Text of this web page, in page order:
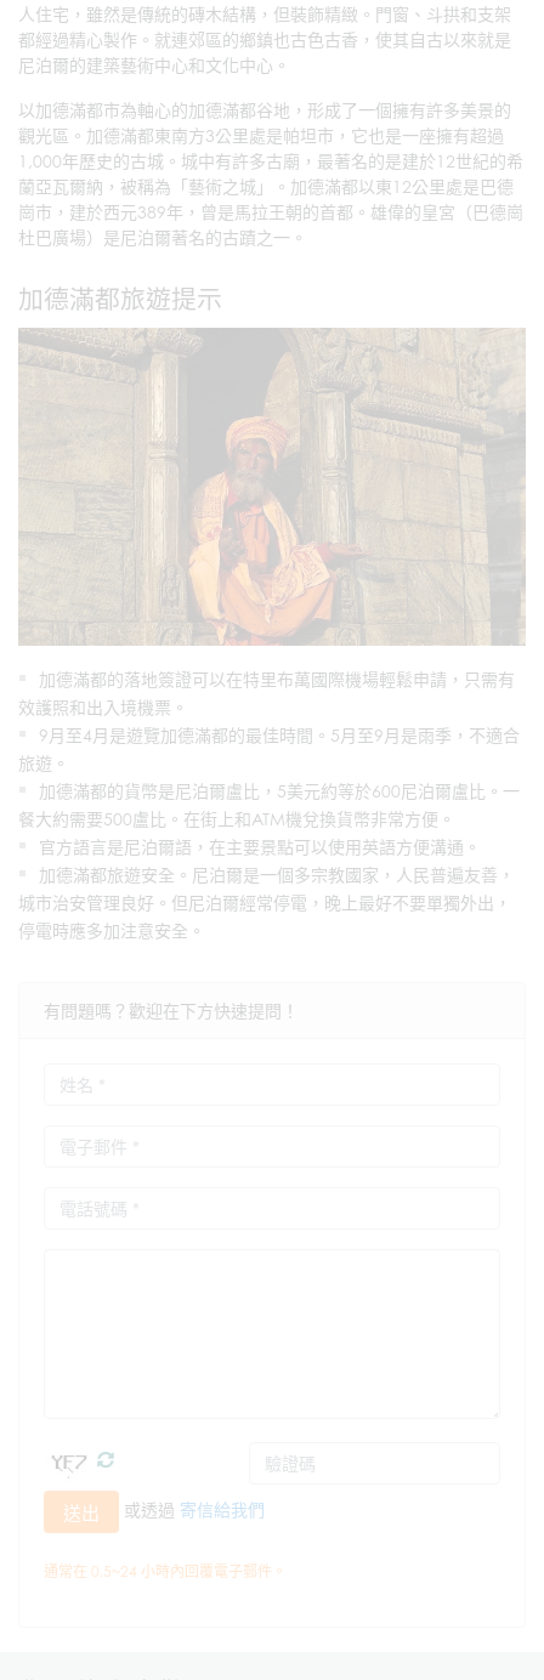
人住宅，雖然是傳統的磚木結構，但裝飾精緻。門窗、斗拱和支架
都經過精心製作。就連郊區的鄉鎮也古色古香，使其自古以來就是
尼泊爾的建築藝術中心和文化中心。
以加德滿都市為軸心的加德滿都谷地，形成了一個擁有許多美景的
觀光區。加德滿都東南方3公里處是帕坦市，它也是一座擁有超過
1,000年歷史的古城。城中有許多古廟，最著名的是建於12世紀的希
蘭亞瓦爾納，被稱為「藝術之城」。加德滿都以東12公里處是巴德
崗市，建於西元389年，曾是馬拉王朝的首都。雄偉的皇宮（巴德崗
杜巴廣場）是尼泊爾著名的古蹟之一。
加德滿都旅遊提示
加德滿都的落地簽證可以在特里布萬國際機場輕鬆申請，只需有
效護照和出入境機票。
9月至4月是遊覽加德滿都的最佳時間。5月至9月是雨季，不適合
旅遊。
加德滿都的貨幣是尼泊爾盧比，5美元約等於600尼泊爾盧比。一
餐大約需要500盧比。在街上和ATM機兌換貨幣非常方便。
官方語言是尼泊爾語，在主要景點可以使用英語方便溝通。
加德滿都旅遊安全。尼泊爾是一個多宗教國家，人民普遍友善，
城市治安管理良好。但尼泊爾經常停電，晚上最好不要單獨外出，
停電時應多加注意安全。
有問題嗎？歡迎在下方快速提問！
送出 或透過 寄信給我們
通常在 0.5~24 小時內回覆電子郵件。